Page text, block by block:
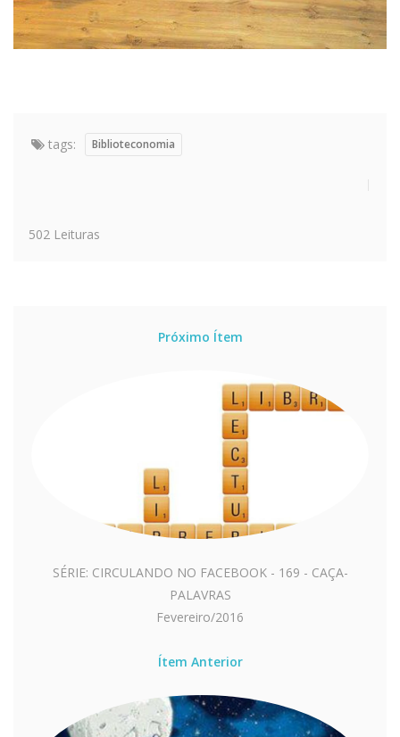
tags: Biblioteconomia
502 Leituras
Próximo Ítem
SÉRIE: CIRCULANDO NO FACEBOOK - 169 - CAÇA-
PALAVRAS
Fevereiro/2016
Ítem Anterior